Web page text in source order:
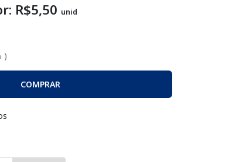
R$5,50 unid
)
COMPRAR